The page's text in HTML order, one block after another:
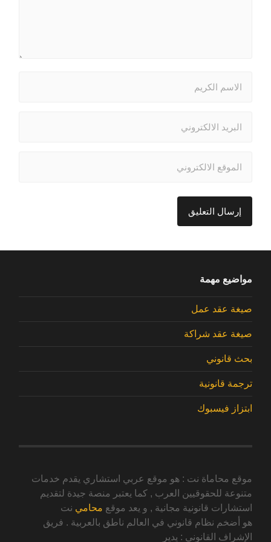
مواضيع مهمة
صيغة عقد عمل
صيغة عقد شراكة
بحث قانوني
ترجمة قانونية
ابتزاز فيسبوك
موقع محاماة نت : هو موقع عربي استشاري يقدم خدمات
متنوعة للحقوقيين العرب , كما يعتبر منصة جيدة لتقديم
استشارات قانونية مجانية , و يعد موقع محامي نت
هو أضخم نظام قانوني في العالم ناطق بالعربية . فريق
الإشراف القانوني : يدير